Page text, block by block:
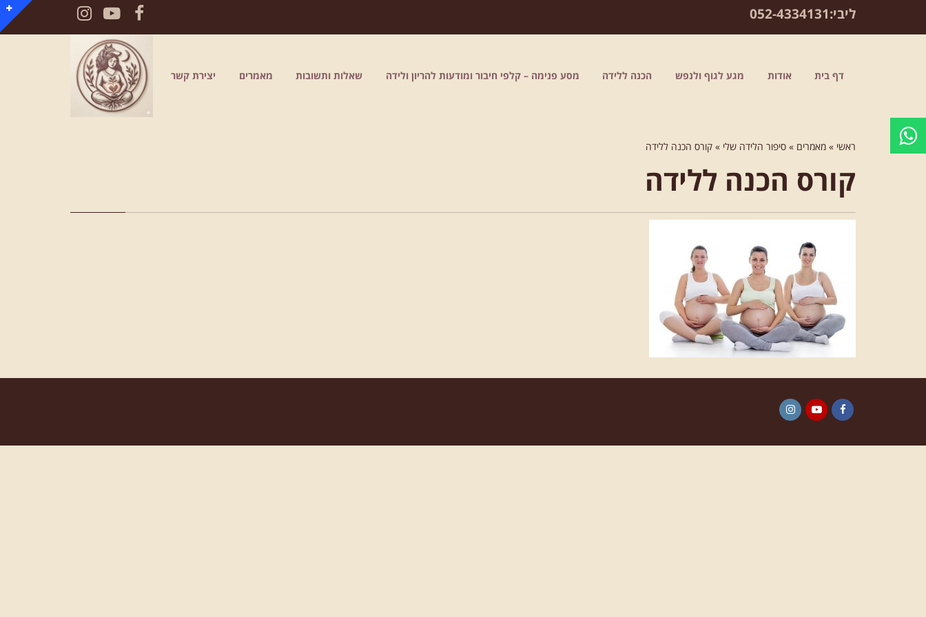
ליבי:052-4334131
Facebook
YouTube
Instagram
דף בית אודות מגע לגוף ולנפש הכנה ללידה מסע פנימה – קלפי חיבור ומודעות להריון ולידה שאלות ותשובות מאמרים יצירת קשר
ראשי » מאמרים » סיפור הלידה שלי » קורס הכנה ללידה
קורס הכנה ללידה